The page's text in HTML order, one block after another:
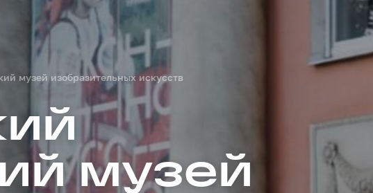
музей изобразительных искусств
музей